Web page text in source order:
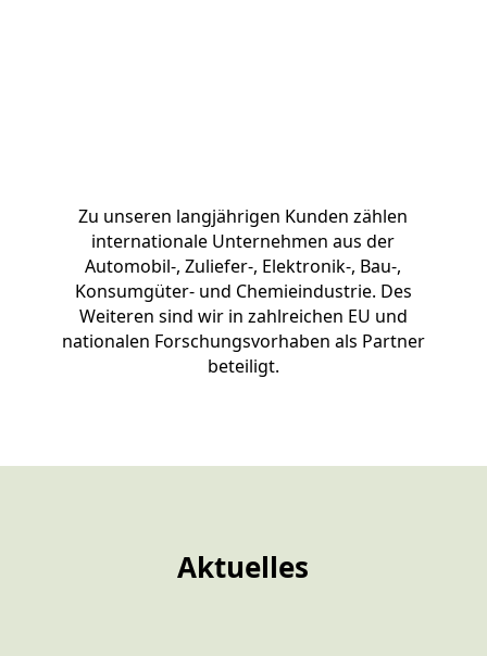
Zu unseren langjährigen Kunden zählen
internationale Unternehmen aus der
Automobil-, Zuliefer-, Elektronik-, Bau-,
Konsumgüter- und Chemieindustrie. Des
Weiteren sind wir in zahlreichen EU und
nationalen Forschungsvorhaben als Partner
beteiligt.
Aktuelles